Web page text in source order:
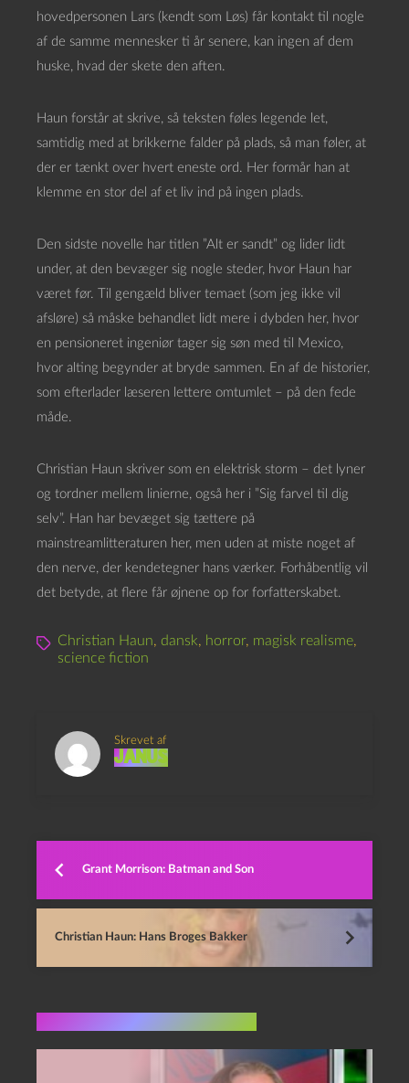
hovedpersonen Lars (kendt som Løs) får kontakt til nogle
af de samme mennesker ti år senere, kan ingen af dem
huske, hvad der skete den aften.
Haun forstår at skrive, så teksten føles legende let,
samtidig med at brikkerne falder på plads, så man føler, at
der er tænkt over hvert eneste ord. Her formår han at
klemme en stor del af et liv ind på ingen plads.
Den sidste novelle har titlen ”Alt er sandt” og lider lidt
under, at den bevæger sig nogle steder, hvor Haun har
været før. Til gengæld bliver temaet (som jeg ikke vil
afsløre) så måske behandlet lidt mere i dybden her, hvor
en pensioneret ingeniør tager sig søn med til Mexico,
hvor alting begynder at bryde sammen. En af de historier,
som efterlader læseren lettere omtumlet – på den fede
måde.
Christian Haun skriver som en elektrisk storm – det lyner
og tordner mellem linierne, også her i ”Sig farvel til dig
selv”. Han har bevæget sig tættere på
mainstreamlitteraturen her, men uden at miste noget af
den nerve, der kendetegner hans værker. Forhåbentlig vil
det betyde, at flere får øjnene op for forfatterskabet.
Christian Haun, dansk, horror, magisk realisme,
science fiction
Skrevet af
Janus
Grant Morrison: Batman and Son
Christian Haun: Hans Broges Bakker